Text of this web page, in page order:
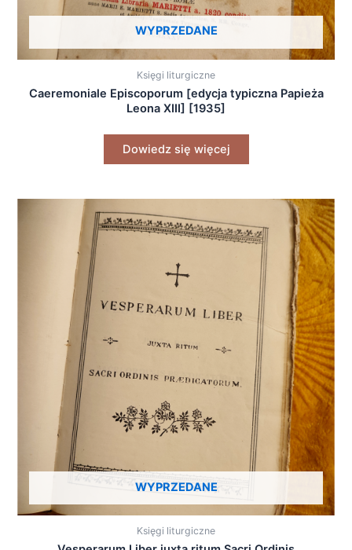
WYPRZEDANE
Księgi liturgiczne
Caeremoniale Episcoporum [edycja typiczna Papieża
Leona XIII] [1935]
Dowiedz się więcej
WYPRZEDANE
Księgi liturgiczne